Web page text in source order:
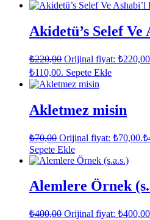
Akidetü’s Selef Ve
₺220,00 Orijinal fiyat:
₺110,00. Sepete Ekle
Akletmez misin
₺70,00 Orijinal fiyat: ₺70,00.₺
Sepete Ekle
Alemlere Örnek
₺400,00 Orijinal fiyat: